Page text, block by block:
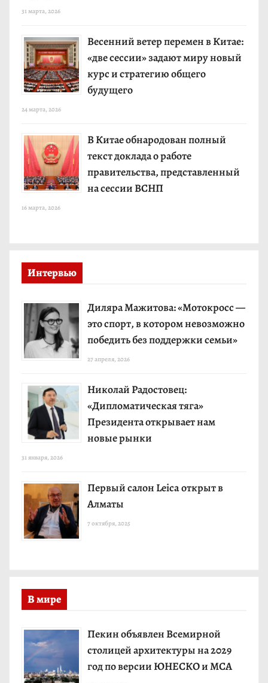
31 марта, 2026
Весенний ветер перемен в Китае:
«две сессии» задают миру новый
курс и стратегию общего
будущего
24 марта, 2026
В Китае обнародован полный
текст доклада о работе
правительства, представленный
на сессии ВСНП
16 марта, 2026
Интервью
Диляра Мажитова: «Мотокросс —
это спорт, в котором невозможно
победить без поддержки семьи»
27 апреля, 2026
Николай Радостовец:
«Дипломатическая тяга»
Президента открывает нам
новые рынки
31 января, 2026
Первый салон Leica открыт в
Алматы
7 октября, 2025
В мире
Пекин объявлен Всемирной
столицей архитектуры на 2029
год по версии ЮНЕСКО и МСА